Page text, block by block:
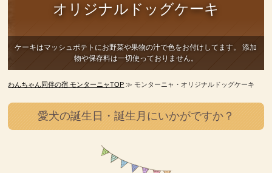
オリジナルドッグケーキ
ケーキはマッシュポテトにお野菜や果物の汁で色をお付けしてます。
添加
物や保存料は一切使っておりません。
わんちゃん同伴の宿 モンターニャTOP ≫ モンターニャ・オリジナルドッグケーキ
愛犬の誕生日・誕生月にいかがですか？